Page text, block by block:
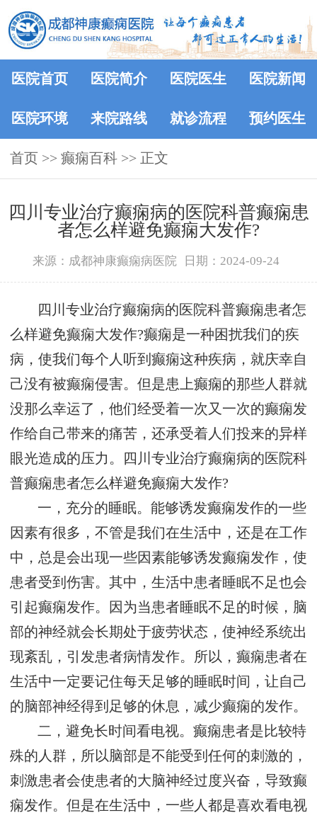
医院首页 医院简介 医院医生 医院新闻
医院环境 来院路线 就诊流程 预约医生
首页 >> 癫痫百科 >> 正文
四川专业治疗癫痫病的医院科普癫痫患
者怎么样避免癫痫大发作?
来源：成都神康癫痫病医院 日期：2024-09-24
四川专业治疗癫痫病的医院科普癫痫患者怎
么样避免癫痫大发作?癫痫是一种困扰我们的疾
病，使我们每个人听到癫痫这种疾病，就庆幸自
己没有被癫痫侵害。但是患上癫痫的那些人群就
没那么幸运了，他们经受着一次又一次的癫痫发
作给自己带来的痛苦，还承受着人们投来的异样
眼光造成的压力。四川专业治疗癫痫病的医院科
普癫痫患者怎么样避免癫痫大发作?
一，充分的睡眠。能够诱发癫痫发作的一些
因素有很多，不管是我们在生活中，还是在工作
中，总是会出现一些因素能够诱发癫痫发作，使
患者受到伤害。其中，生活中患者睡眠不足也会
引起癫痫发作。因为当患者睡眠不足的时候，脑
部的神经就会长期处于疲劳状态，使神经系统出
现紊乱，引发患者病情发作。所以，癫痫患者在
生活中一定要记住每天足够的睡眠时间，让自己
的脑部神经得到足够的休息，减少癫痫的发作。
二，避免长时间看电视。癫痫患者是比较特
殊的人群，所以脑部是不能受到任何的刺激的，
刺激患者会使患者的大脑神经过度兴奋，导致癫
痫发作。但是在生活中，一些人都是喜欢看电视